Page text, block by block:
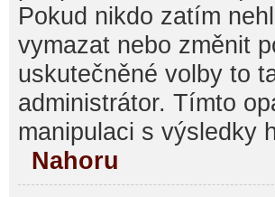
Pokud nikdo zatím
vymazat nebo změnit
uskutečněné volby to
administrátor. Tímto
manipulaci s výsledky
Nahoru